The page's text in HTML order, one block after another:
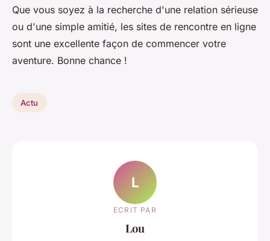
Que vous soyez à la recherche d'une relation sérieuse
ou d'une simple amitié, les sites de rencontre en ligne
sont une excellente façon de commencer votre
aventure. Bonne chance !
Actu
L
ECRIT PAR
Lou